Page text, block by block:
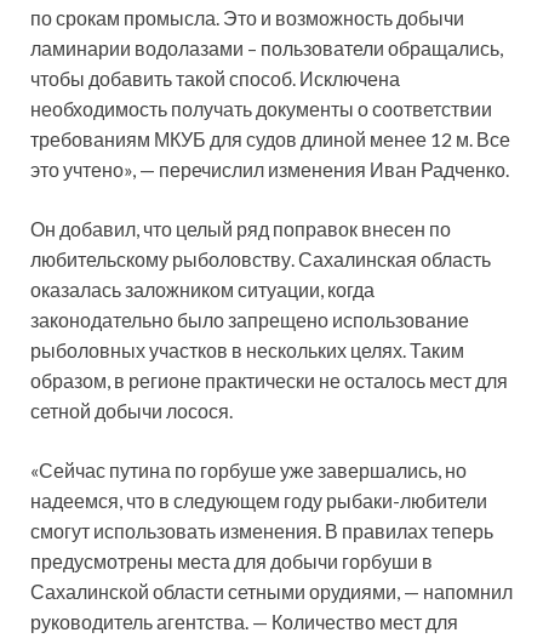
по срокам промысла. Это и возможность добычи
ламинарии водолазами – пользователи обращались,
чтобы добавить такой способ. Исключена
необходимость получать документы о соответствии
требованиям МКУБ для судов длиной менее 12 м. Все
это учтено», — перечислил изменения Иван Радченко.
Он добавил, что целый ряд поправок внесен по
любительскому рыболовству. Сахалинская область
оказалась заложником ситуации, когда
законодательно было запрещено использование
рыболовных участков в нескольких целях. Таким
образом, в регионе практически не осталось мест для
сетной добычи лосося.
«Сейчас путина по горбуше уже завершались, но
надеемся, что в следующем году рыбаки-любители
смогут использовать изменения. В правилах теперь
предусмотрены места для добычи горбуши в
Сахалинской области сетными орудиями, — напомнил
руководитель агентства. — Количество мест для